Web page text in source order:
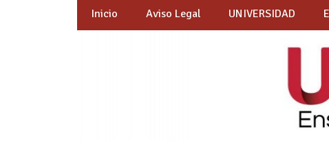
Inicio Aviso Legal UNIVERSIDAD